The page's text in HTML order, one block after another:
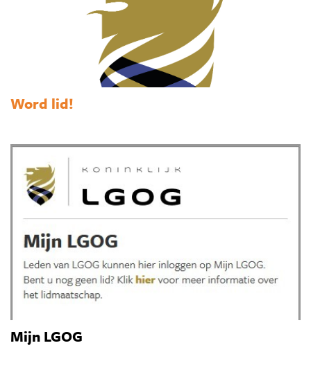
Word lid!
Mijn LGOG